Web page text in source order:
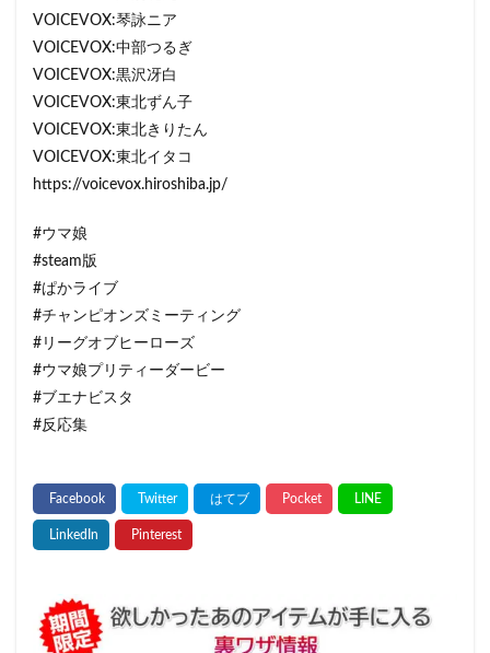
VOICEVOX:琴詠ニア
VOICEVOX:中部つるぎ
VOICEVOX:黒沢冴白
VOICEVOX:東北ずん子
VOICEVOX:東北きりたん
VOICEVOX:東北イタコ
https://voicevox.hiroshiba.jp/
#ウマ娘
#steam版
#ぱかライブ
#チャンピオンズミーティング
#リーグオブヒーローズ
#ウマ娘プリティーダービー
#ブエナビスタ
#反応集